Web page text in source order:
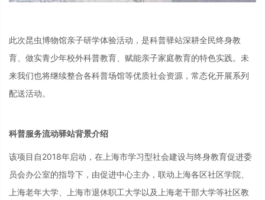
此次昆虫博物馆亲子研学体验活动，是科普驿站深耕全民终身教
育、做实青少年校外科普教育、赋能亲子家庭教育的特色实践。未
来我们也将继续整合各科普场馆等优质社会资源，常态化开展系列
配送活动。
科普服务流动驿站背景介绍
该项目自2018年启动，在上海市学习型社会建设与终身教育促进委
员会办公室的指导下，由促进中心主办，联动上海各区社区学院、
上海老年大学、上海市退休职工大学以及上海老干部大学等社区教